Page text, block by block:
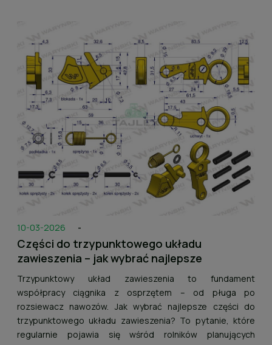
Części do trzypunktowego układu
zawieszenia – jak wybrać najlepsze
rozwiązania?
10-03-2026 -
Trzypunktowy układ zawieszenia to fundament
współpracy ciągnika z osprzętem – od pługa po
rozsiewacz nawozów. Jak wybrać najlepsze części do
trzypunktowego układu zawieszenia? To pytanie, które
regularnie pojawia się wśród rolników planujących